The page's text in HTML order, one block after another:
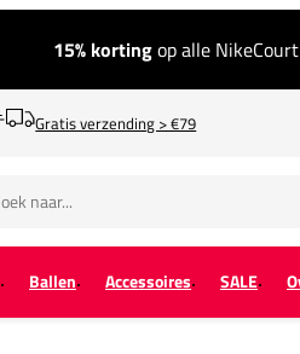
15% kortingop alle
Gratis verzending > €79
Ballen Accessoires SALE